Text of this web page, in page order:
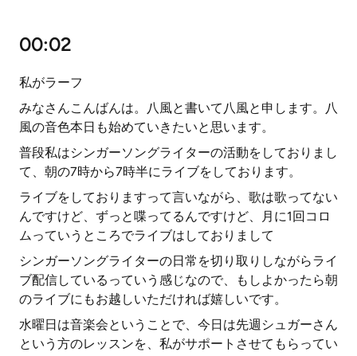
00:02
私がラーフ
みなさんこんばんは。八風と書いて八風と申します。八
風の音色本日も始めていきたいと思います。
普段私はシンガーソングライターの活動をしておりまし
て、朝の7時から7時半にライブをしております。
ライブをしておりますって言いながら、歌は歌ってない
んですけど、ずっと喋ってるんですけど、月に1回コロ
ムっていうところでライブはしておりまして
シンガーソングライターの日常を切り取りしながらライ
ブ配信しているっていう感じなので、もしよかったら朝
のライブにもお越しいただければ嬉しいです。
水曜日は音楽会ということで、今日は先週シュガーさん
という方のレッスンを、私がサポートさせてもらってい